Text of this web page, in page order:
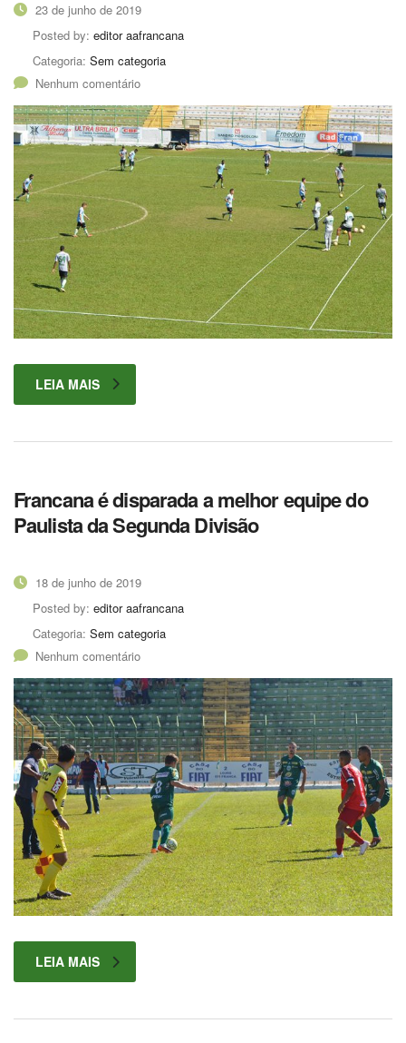
23 de junho de 2019
Posted by: editor aafrancana
Categoria: Sem categoria
Nenhum comentário
LEIA MAIS
Francana é disparada a melhor equipe do
Paulista da Segunda Divisão
18 de junho de 2019
Posted by: editor aafrancana
Categoria: Sem categoria
Nenhum comentário
LEIA MAIS